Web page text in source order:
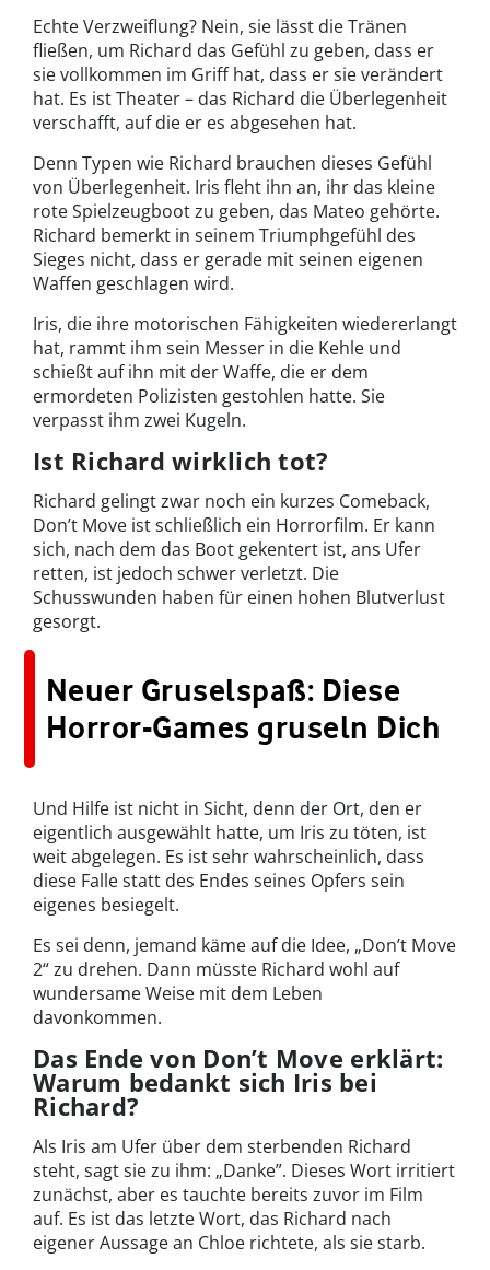
Echte Verzweiflung? Nein, sie lässt die Tränen
fließen, um Richard das Gefühl zu geben, dass er
sie vollkommen im Griff hat, dass er sie verändert
hat. Es ist Theater – das Richard die Überlegenheit
verschafft, auf die er es abgesehen hat.
Denn Typen wie Richard brauchen dieses Gefühl
von Überlegenheit. Iris fleht ihn an, ihr das kleine
rote Spielzeugboot zu geben, das Mateo gehörte.
Richard bemerkt in seinem Triumphgefühl des
Sieges nicht, dass er gerade mit seinen eigenen
Waffen geschlagen wird.
Iris, die ihre motorischen Fähigkeiten wiedererlangt
hat, rammt ihm sein Messer in die Kehle und
schießt auf ihn mit der Waffe, die er dem
ermordeten Polizisten gestohlen hatte. Sie
verpasst ihm zwei Kugeln.
Ist Richard wirklich tot?
Richard gelingt zwar noch ein kurzes Comeback,
Don’t Move ist schließlich ein Horrorfilm. Er kann
sich, nach dem das Boot gekentert ist, ans Ufer
retten, ist jedoch schwer verletzt. Die
Schusswunden haben für einen hohen Blutverlust
gesorgt.
Neuer Gruselspaß: Diese
Horror-Games gruseln Dich
Und Hilfe ist nicht in Sicht, denn der Ort, den er
eigentlich ausgewählt hatte, um Iris zu töten, ist
weit abgelegen. Es ist sehr wahrscheinlich, dass
diese Falle statt des Endes seines Opfers sein
eigenes besiegelt.
Es sei denn, jemand käme auf die Idee, „Don’t Move
2“ zu drehen. Dann müsste Richard wohl auf
wundersame Weise mit dem Leben
davonkommen.
Das Ende von Don’t Move erklärt:
Warum bedankt sich Iris bei
Richard?
Als Iris am Ufer über dem sterbenden Richard
steht, sagt sie zu ihm: „Danke”. Dieses Wort irritiert
zunächst, aber es tauchte bereits zuvor im Film
auf. Es ist das letzte Wort, das Richard nach
eigener Aussage an Chloe richtete, als sie starb.